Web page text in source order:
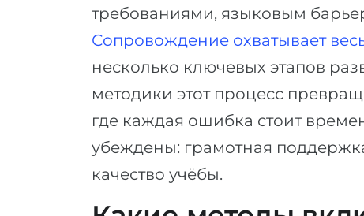
требованиями, языковым
Сопровождение охватывает
несколько ключевых этапов
методики этот процесс
где каждая ошибка стоит
убеждены: грамотная
качество учёбы.